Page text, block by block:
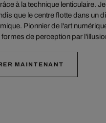
à la technique lenticulaire.
que le centre flotte dans un
Pionnier de l'art
de perception par
MAINTENANT